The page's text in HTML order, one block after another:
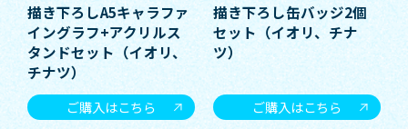
描き下ろしA5キャラファ
イングラフ+アクリルス
タンドセット（イオリ、
チナツ）
ご購入はこちら
描き下ろし缶バッジ2個
セット（イオリ、チナ
ツ）
ご購入はこちら